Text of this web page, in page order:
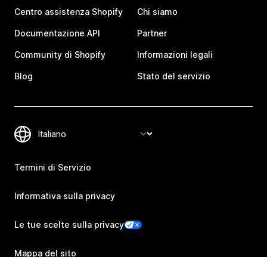
Centro assistenza Shopify
Documentazione API
Community di Shopify
Blog
Chi siamo
Partner
Informazioni legali
Stato del servizio
Termini di Servizio
Informativa sulla privacy
Le tue scelte sulla privacy
Mappa del sito